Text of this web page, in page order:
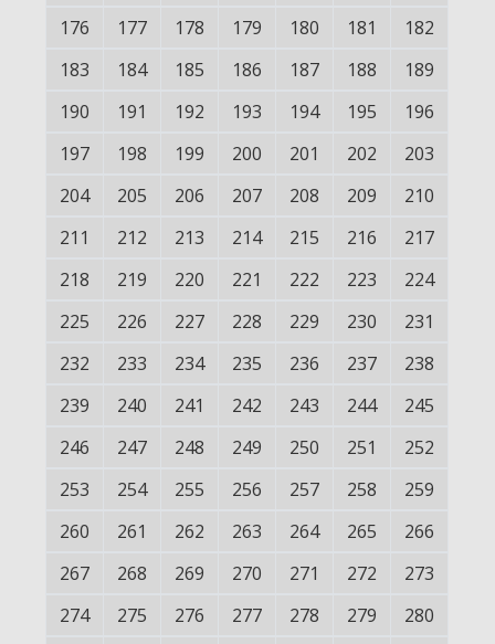
176
177 178 179 180 181
182
183
184 185 186 187 188
189
190
191 192 193 194 195
196
197
198 199 200 201 202
203
204
205 206 207 208 209
210
211
212 213 214 215 216
217
218
219 220 221 222 223
224
225
226 227 228 229 230
231
232
233 234 235 236 237
238
239
240 241 242 243 244
245
246
247 248 249 250 251
252
253
254 255 256 257 258
259
260
261 262 263 264 265
266
267
268 269 270 271 272
273
274
275 276 277 278 279
280